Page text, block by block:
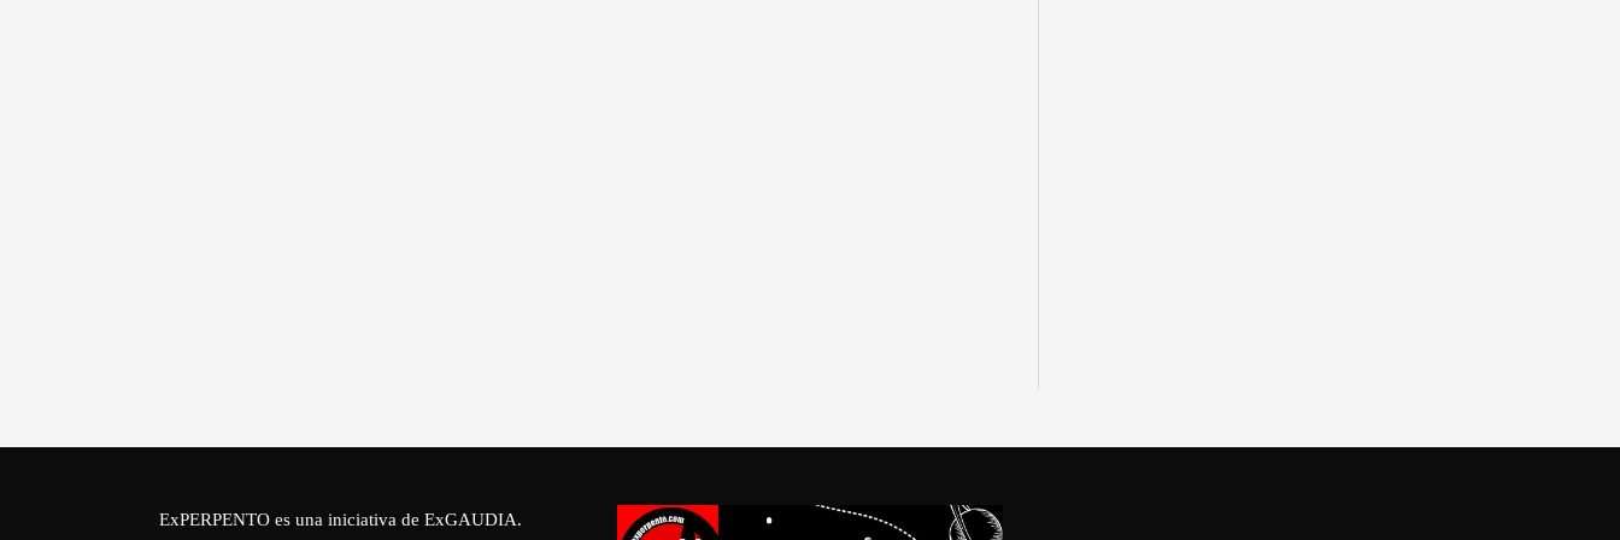
ExPERPENTO es una iniciativa de ExGAUDIA.